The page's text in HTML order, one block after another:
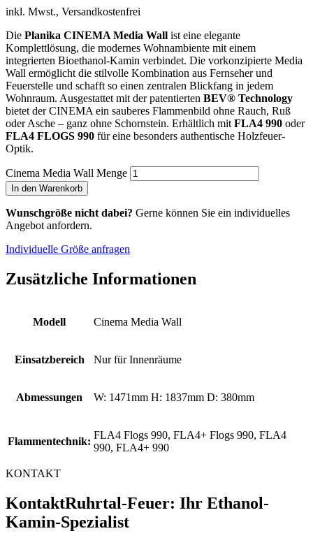
inkl. Mwst., Versandkostenfrei
Die Planika CINEMA Media Wall ist eine elegante
Komplettlösung, die modernes Wohnambiente mit einem
integrierten Bioethanol-Kamin verbindet. Die vorkonzipierte Media
Wall ermöglicht die stilvolle Kombination aus Fernseher und
Feuerstelle und schafft so einen zentralen Blickfang in jedem
Wohnraum. Ausgestattet mit der patentierten BEV® Technology
bietet der CINEMA ein sauberes Flammenbild ohne Rauch, Ruß
oder Asche – ganz ohne Schornstein. Erhältlich mit FLA4 990 oder
FLA4 FLOGS 990 für eine besonders authentische Holzfeuer-
Optik.
Cinema Media Wall Menge
In den Warenkorb
Wunschgröße nicht dabei? Gerne können Sie ein individuelles
Angebot anfordern.
Individuelle Größe anfragen
Zusätzliche Informationen
Modell Cinema Media Wall
Einsatzbereich Nur für Innenräume
Abmessungen W: 1471mm H: 1837mm D: 380mm
Flammentechnik:
FLA4 Flogs 990, FLA4+ Flogs 990, FLA4
990, FLA4+ 990
KONTAKT
KontaktRuhrtal-Feuer: Ihr Ethanol-
Kamin-Spezialist